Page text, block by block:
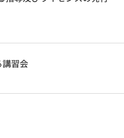
習会